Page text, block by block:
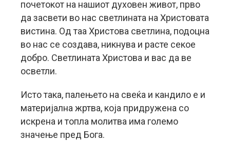
почетокот на нашиот духовен живот, прво
да засвети во нас светлината на Христовата
вистина. Од таа Христова светлина, подоцна
во нас се создава, никнува и расте секое
добро. Светлината Христова и вас да ве
осветли.
Исто така, палењето на свеќа и кандило е и
материјална жртва, која придружена со
искрена и топла молитва има големо
значење пред Бога.